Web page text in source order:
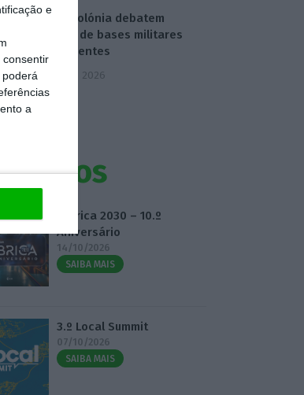
e
consentir
a
EUA e Polónia debatem
criação de bases militares
permanentes
5 Agosto 2026
Fábrica 2030 – 10.º
Aniversário
14/10/2026
SAIBA MAIS
3.º Local Summit
07/10/2026
SAIBA MAIS